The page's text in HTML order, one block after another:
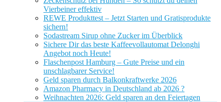
Vierbeiner effektiv
REWE Produkttest – Jetzt Starten und Gratisprodukte
sichern!
Sodastream Sirup ohne Zucker im Überblick
Sichere Dir das beste Kaffeevollautomat Delonghi
Angebot noch Heute!
Flaschenpost Hamburg – Gute Preise und ein
unschlagbarer Service!
Geld sparen durch Balkonkraftwerke 2026
Amazon Pharmacy in Deutschland ab 2026 ?
Weihnachten 2026: Geld sparen an den Feiertagen